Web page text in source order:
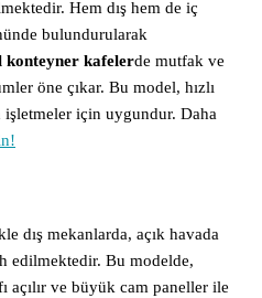
Hem dış hem de iç
bulundurularak
konteyner kafelerde mutfak ve
öne çıkar. Bu model, hızlı
için uygundur. Daha
dış mekanlarda, açık havada
edilmektedir. Bu modelde,
açılır ve büyük cam paneller ile